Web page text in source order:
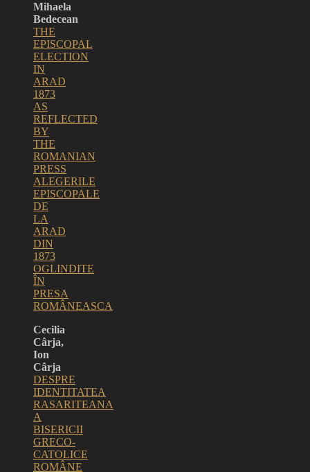
Mihaela
Bedecean
THE
EPISCOPAL
ELECTION
IN
ARAD
1873
AS
REFLECTED
BY
THE
ROMANIAN
PRESS
ALEGERILE
EPISCOPALE
DE
LA
ARAD
DIN
1873
OGLINDITE
ÎN
PRESA
ROMÂNEASCA
Cecilia
Cârja,
Ion
Cârja
DESPRE
IDENTITATEA
RASARITEANA
A
BISERICII
GRECO-
CATOLICE
ROMÂNE